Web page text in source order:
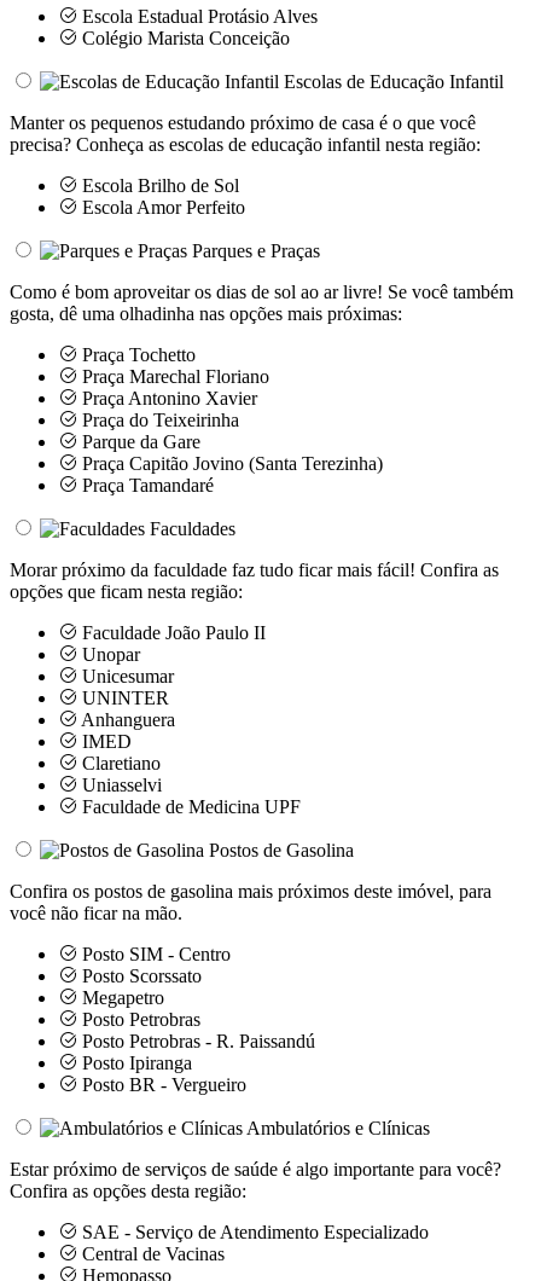
Escola Estadual Protásio Alves
Colégio Marista Conceição
Escolas de Educação Infantil
Manter os pequenos estudando próximo de casa é o que você
precisa? Conheça as escolas de educação infantil nesta região:
Escola Brilho de Sol
Escola Amor Perfeito
Parques e Praças
Como é bom aproveitar os dias de sol ao ar livre! Se você também
gosta, dê uma olhadinha nas opções mais próximas:
Praça Tochetto
Praça Marechal Floriano
Praça Antonino Xavier
Praça do Teixeirinha
Parque da Gare
Praça Capitão Jovino (Santa Terezinha)
Praça Tamandaré
Faculdades
Morar próximo da faculdade faz tudo ficar mais fácil! Confira as
opções que ficam nesta região:
Faculdade João Paulo II
Unopar
Unicesumar
UNINTER
Anhanguera
IMED
Claretiano
Uniasselvi
Faculdade de Medicina UPF
Postos de Gasolina
Confira os postos de gasolina mais próximos deste imóvel, para
você não ficar na mão.
Posto SIM - Centro
Posto Scorssato
Megapetro
Posto Petrobras
Posto Petrobras - R. Paissandú
Posto Ipiranga
Posto BR - Vergueiro
Ambulatórios e Clínicas
Estar próximo de serviços de saúde é algo importante para você?
Confira as opções desta região:
SAE - Serviço de Atendimento Especializado
Central de Vacinas
Hemopasso